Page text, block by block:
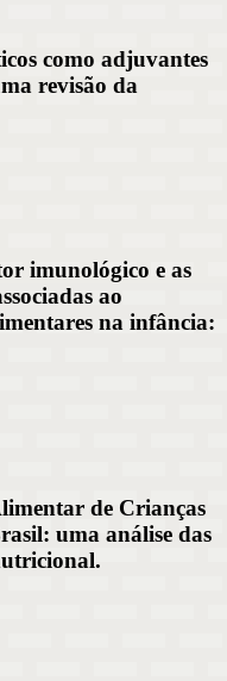
como adjuvantes
revisão da
imunológico e as
ao
na infância:
de Crianças
uma análise das